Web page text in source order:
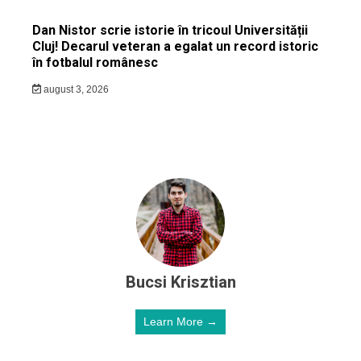
Dan Nistor scrie istorie în tricoul Universității
Cluj! Decarul veteran a egalat un record istoric
în fotbalul românesc
august 3, 2026
Bucsi Krisztian
Learn More →